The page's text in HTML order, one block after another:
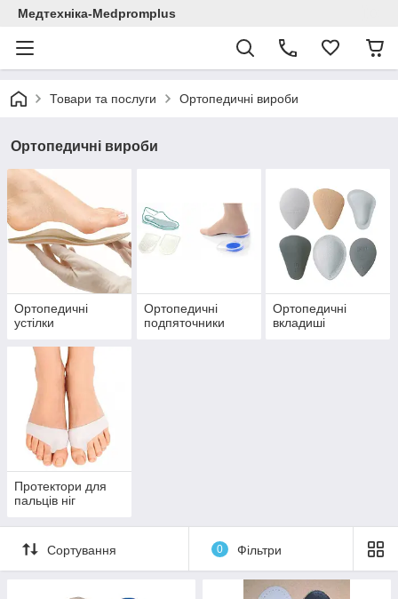
Медтехніка-Medpromplus
Товари та послуги Ортопедичні вироби
Ортопедичні вироби
Ортопедичні
устілки
Ортопедичні
подпяточники
Ортопедичні
вкладиші
Протектори для
пальців ніг
Сортування 0 Фільтри